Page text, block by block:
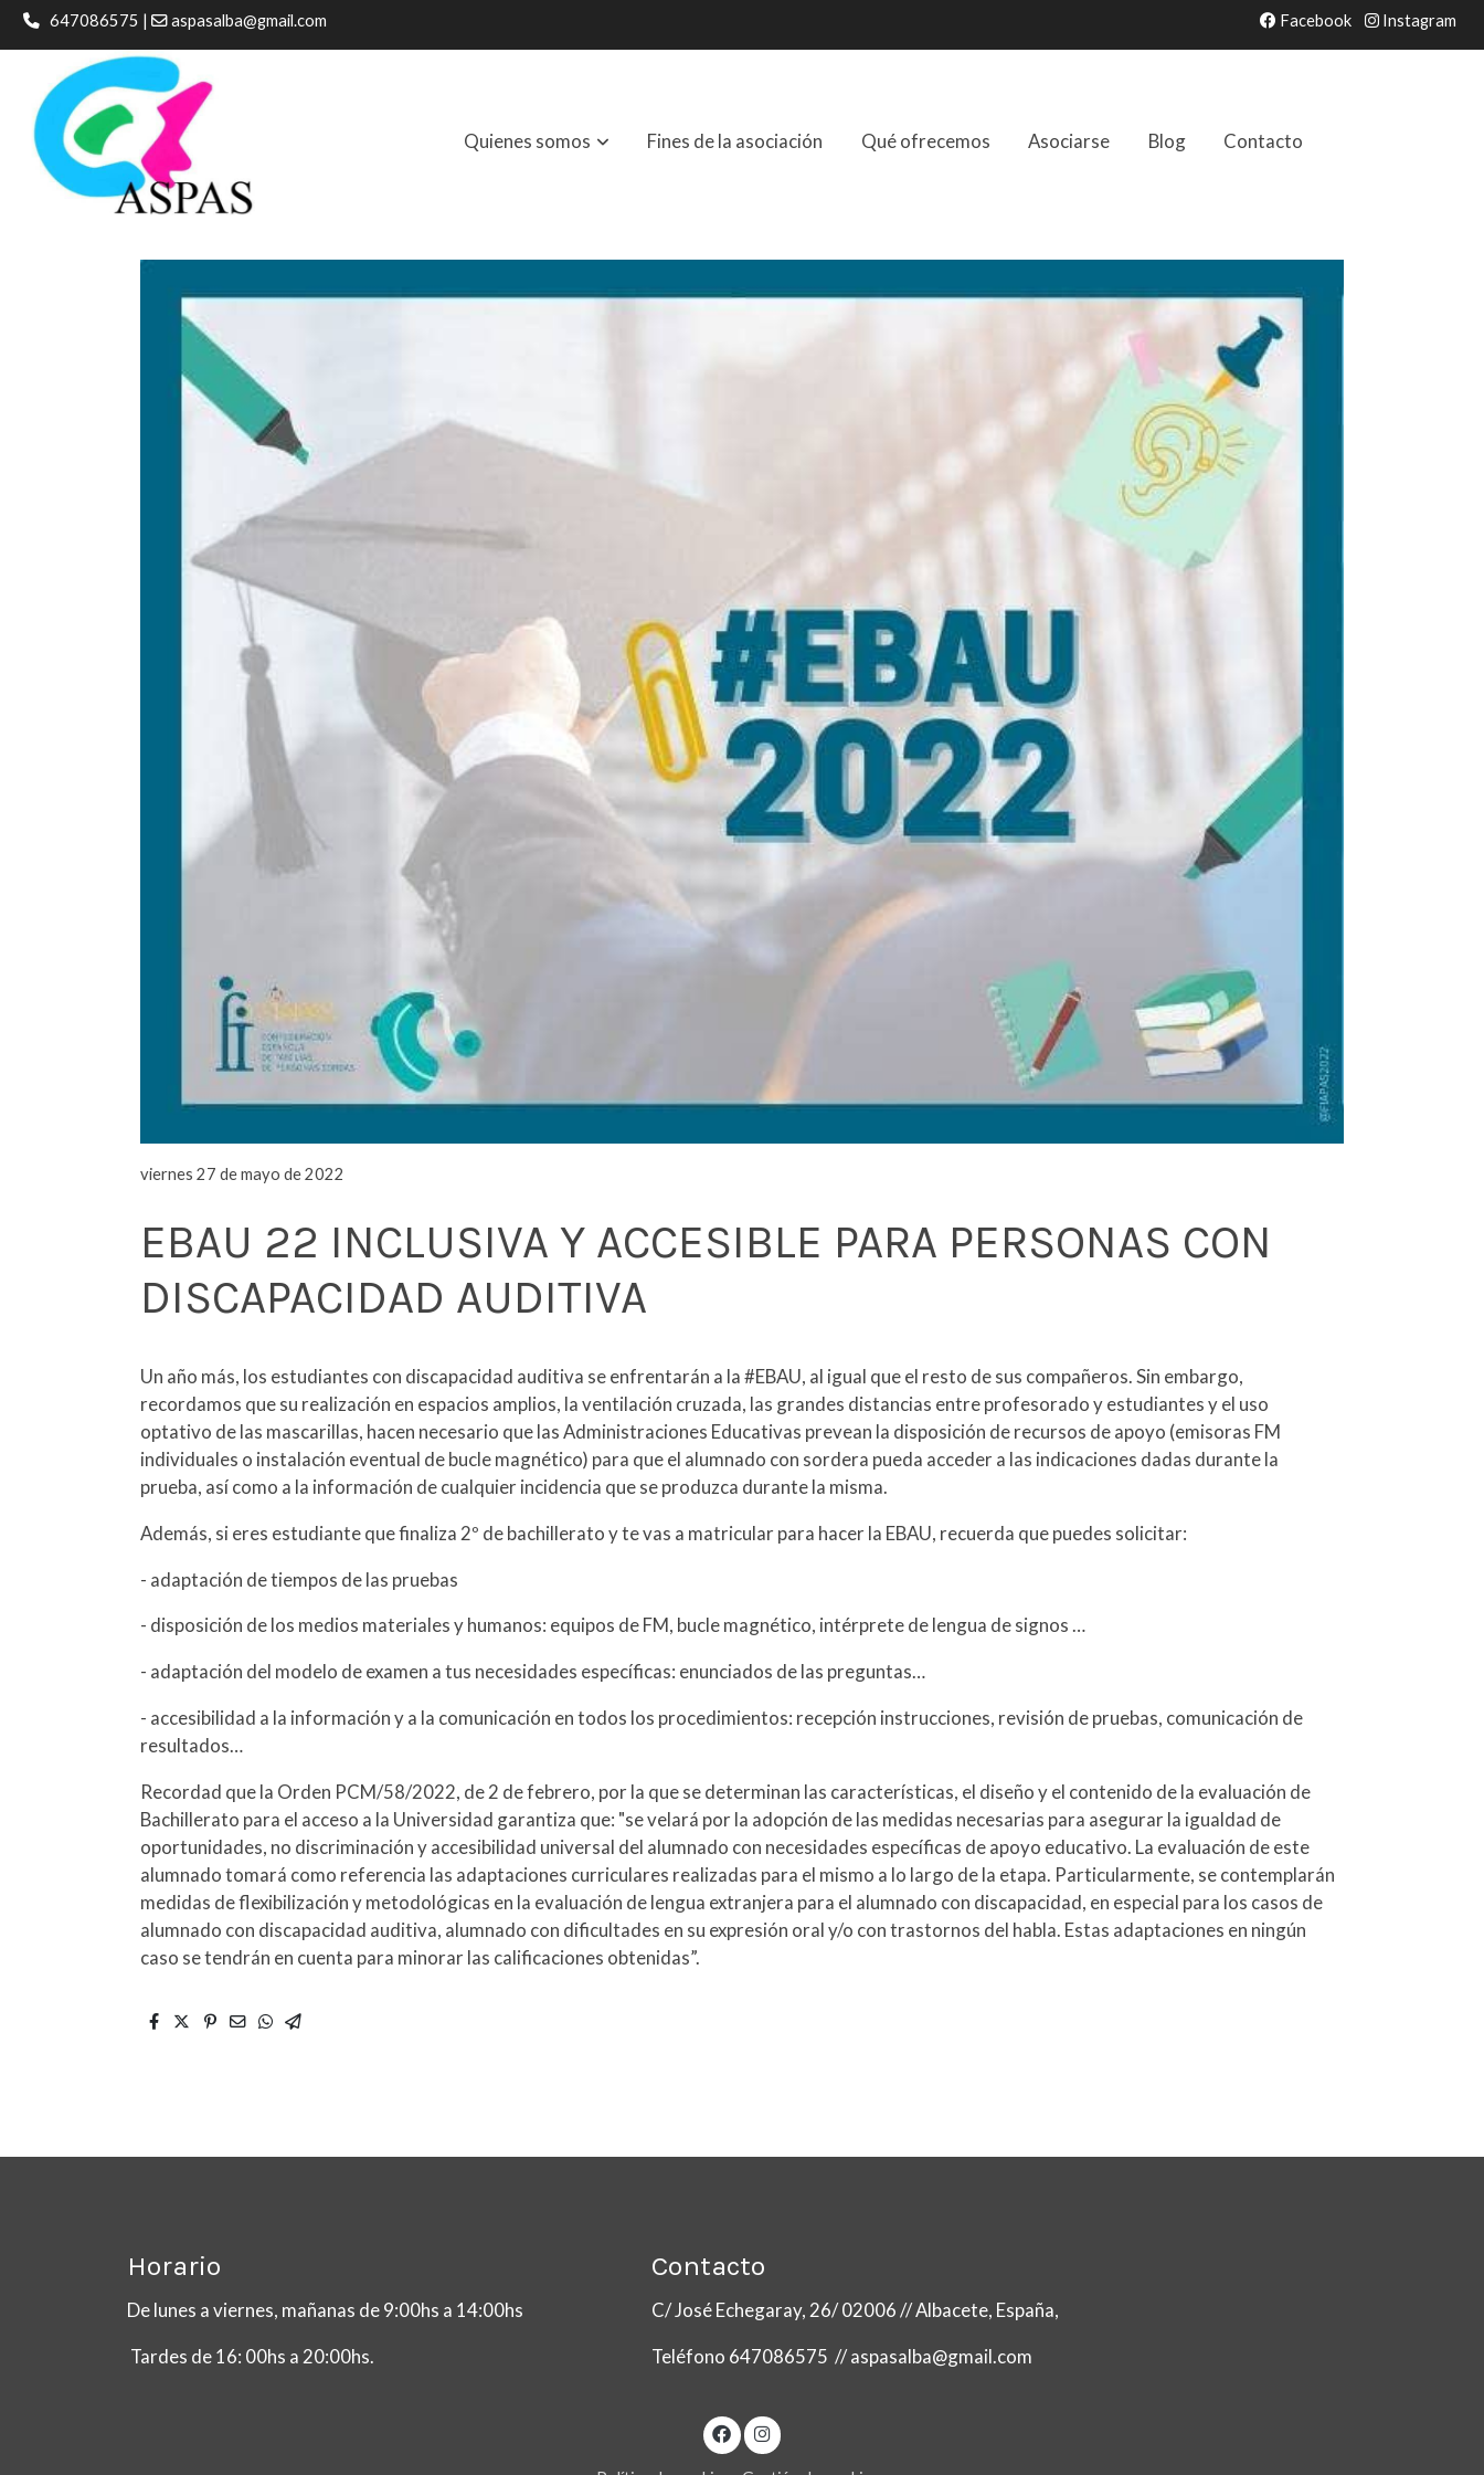
647086575 | aspasalba@gmail.com Facebook Instagram
Quienes somos Fines de la asociación Qué ofrecemos Asociarse Blog Contacto
viernes 27 de mayo de 2022
EBAU 22 INCLUSIVA Y ACCESIBLE PARA PERSONAS CON
DISCAPACIDAD AUDITIVA
Un año más, los estudiantes con discapacidad auditiva se enfrentarán a la #EBAU, al igual que el resto de sus compañeros. Sin embargo,
recordamos que su realización en espacios amplios, la ventilación cruzada, las grandes distancias entre profesorado y estudiantes y el uso
optativo de las mascarillas, hacen necesario que las Administraciones Educativas prevean la disposición de recursos de apoyo (emisoras FM
individuales o instalación eventual de bucle magnético) para que el alumnado con sordera pueda acceder a las indicaciones dadas durante la
prueba, así como a la información de cualquier incidencia que se produzca durante la misma.
Además, si eres estudiante que finaliza 2º de bachillerato y te vas a matricular para hacer la EBAU, recuerda que puedes solicitar:
- adaptación de tiempos de las pruebas
- disposición de los medios materiales y humanos: equipos de FM, bucle magnético, intérprete de lengua de signos …
- adaptación del modelo de examen a tus necesidades específicas: enunciados de las preguntas…
- accesibilidad a la información y a la comunicación en todos los procedimientos: recepción instrucciones, revisión de pruebas, comunicación de
resultados…
Recordad que la Orden PCM/58/2022, de 2 de febrero, por la que se determinan las características, el diseño y el contenido de la evaluación de
Bachillerato para el acceso a la Universidad garantiza que: "se velará por la adopción de las medidas necesarias para asegurar la igualdad de
oportunidades, no discriminación y accesibilidad universal del alumnado con necesidades específicas de apoyo educativo. La evaluación de este
alumnado tomará como referencia las adaptaciones curriculares realizadas para el mismo a lo largo de la etapa. Particularmente, se contemplarán
medidas de flexibilización y metodológicas en la evaluación de lengua extranjera para el alumnado con discapacidad, en especial para los casos de
alumnado con discapacidad auditiva, alumnado con dificultades en su expresión oral y/o con trastornos del habla. Estas adaptaciones en ningún
caso se tendrán en cuenta para minorar las calificaciones obtenidas”.
Horario
De lunes a viernes, mañanas de 9:00hs a 14:00hs
Tardes de 16: 00hs a 20:00hs.
Contacto
C/ José Echegaray, 26/ 02006 // Albacete, España,
Teléfono 647086575 // aspasalba@gmail.com